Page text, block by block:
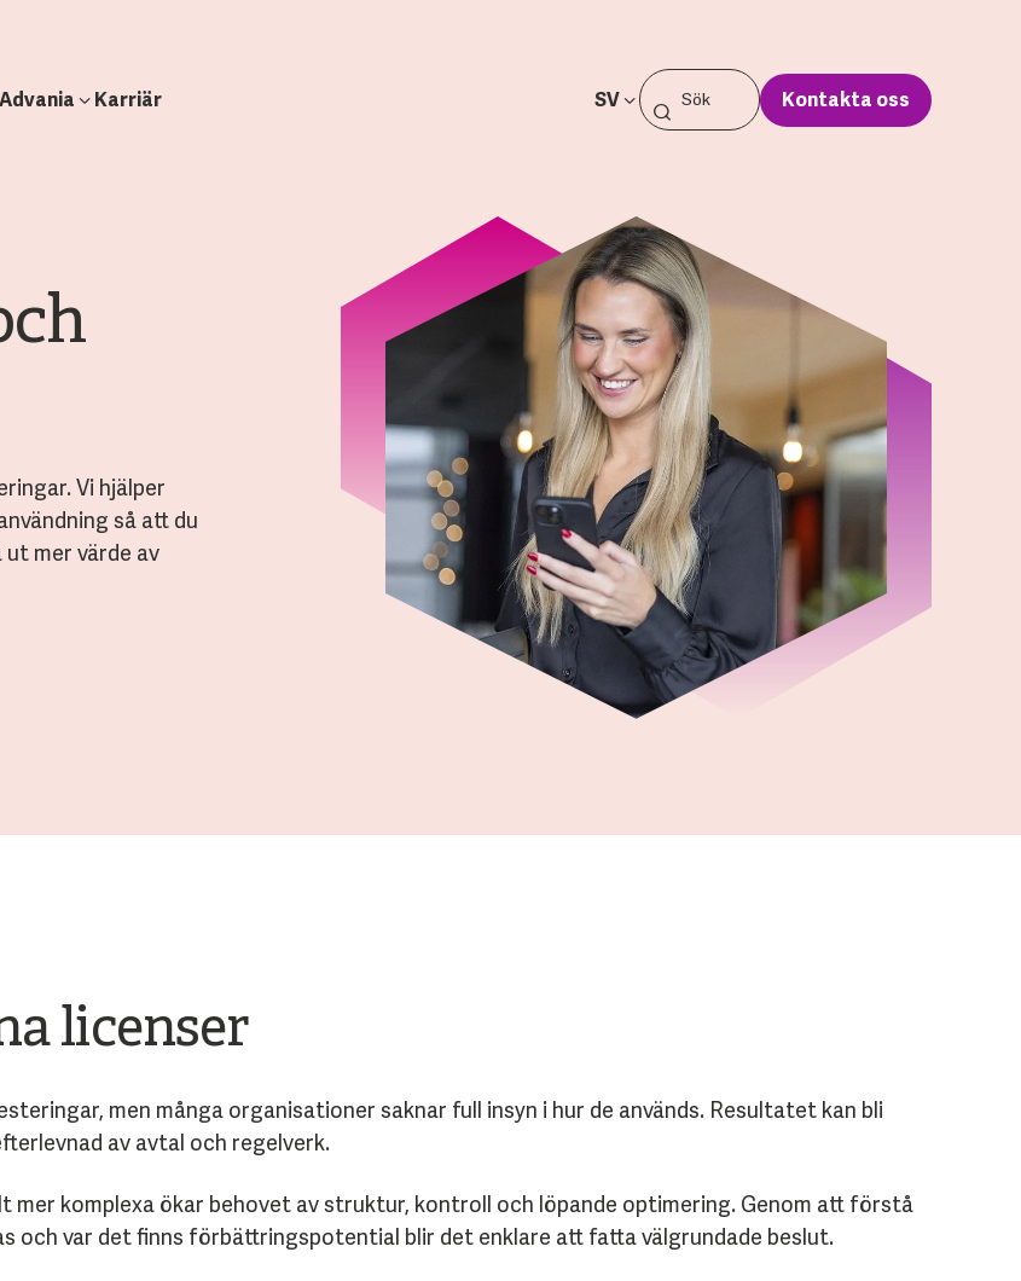
Karriär SV Kontakta oss
Vi hjälper
så att du
mer värde av
licenser
men många organisationer saknar full insyn i hur de används. Resultatet kan bli
av avtal och regelverk.
mer komplexa ökar behovet av struktur, kontroll och löpande optimering. Genom att förstå
och var det finns förbättringspotential blir det enklare att fatta välgrundade beslut.